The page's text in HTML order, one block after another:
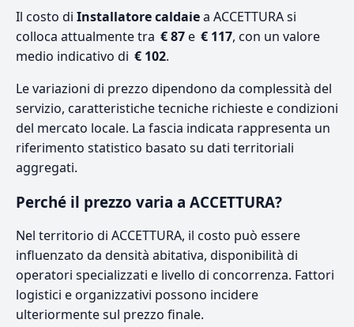
Il costo di Installatore caldaiea ACCETTURA si
colloca attualmente tra € 87e € 117, con un valore
medio indicativo di € 102.
Le variazioni di prezzo dipendono da complessità del
servizio, caratteristiche tecniche richieste e condizioni
del mercato locale. La fascia indicata rappresenta un
riferimento statistico basato su dati territoriali
aggregati.
Perché il prezzo varia a ACCETTURA?
Nel territorio di ACCETTURA, il costo può essere
influenzato da densità abitativa, disponibilità di
operatori specializzati e livello di concorrenza. Fattori
logistici e organizzativi possono incidere
ulteriormente sul prezzo finale.